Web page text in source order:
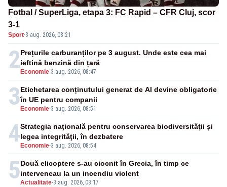
Fotbal / SuperLiga, etapa 3: FC Rapid – CFR Cluj, scor
3-1
Sport·3 aug. 2026, 08:21
2 Economie-3 aug. 2026, 08:47
Prețurile carburanților pe 3 august. Unde este cea mai
ieftină benzină din țară
3 Economie-3 aug. 2026, 08:51
Etichetarea conținutului generat de AI devine obligatorie
în UE pentru companii
4 Economie-3 aug. 2026, 08:54
Strategia naţională pentru conservarea biodiversităţii și
legea integrităţii, în dezbatere
5Actualitate-3 aug. 2026, 08:17
Două elicoptere s-au ciocnit în Grecia, în timp ce
interveneau la un incendiu violent